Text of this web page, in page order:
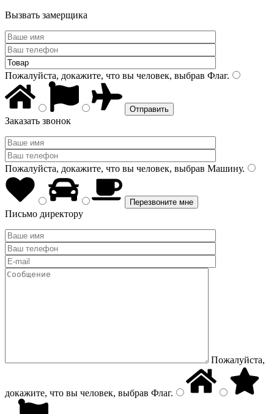
Вызвать замерщика
Пожалуйста, докажите, что вы человек, выбрав Флаг.
Заказать звонок
Пожалуйста, докажите, что вы человек, выбрав Машину.
Письмо директору
Пожалуйста,
докажите, что вы человек, выбрав Флаг.